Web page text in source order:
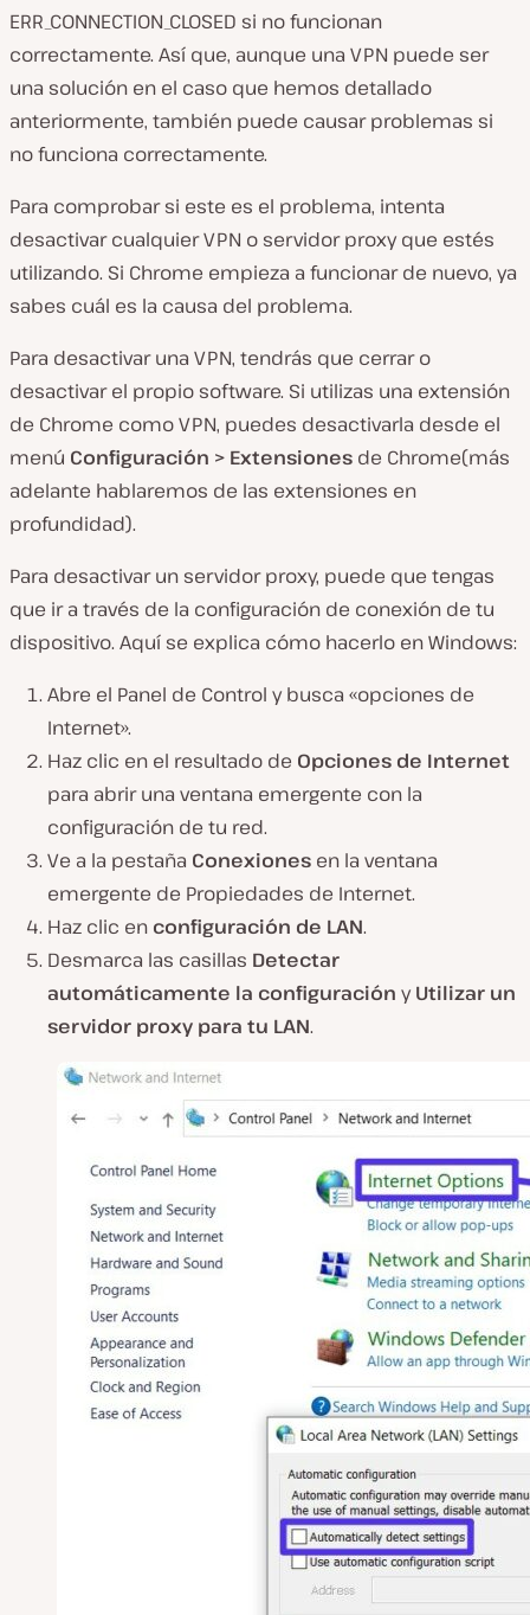
ERR_CONNECTION_CLOSED si no funcionan
correctamente. Así que, aunque una VPN puede ser
una solución en el caso que hemos detallado
anteriormente, también puede causar problemas si
no funciona correctamente.
Para comprobar si este es el problema, intenta
desactivar cualquierVPN o servidor proxyque estés
utilizando. Si Chrome empieza a funcionar de nuevo, ya
sabes cuál es la causa del problema.
Para desactivar una VPN, tendrás que cerrar o
desactivar el propio software. Si utilizas una extensión
de Chrome comoVPN, puedes desactivarla desde el
menú Configuración > Extensiones de Chrome(más
adelante hablaremos de las extensiones en
profundidad).
Para desactivar un servidor proxy, puede que tengas
que ir a través de la configuración de conexión de tu
dispositivo. Aquí se explica cómo hacerlo en Windows:
Abre el Panel de Control y busca «opciones de
Internet».
Haz clic en el resultado de Opciones de Internet
para abrir una ventana emergente con la
configuración de tu red.
Ve a la pestaña Conexiones en la ventana
emergente de Propiedades de Internet.
Haz clic en configuración de LAN.
Desmarca las casillas Detectar
automáticamente la configuración yUtilizar un
servidor proxy para tu LAN.